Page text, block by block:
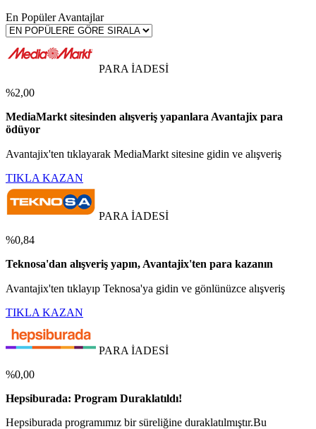
En Popüler Avantajlar
PARA İADESİ
%2,00
MediaMarkt sitesinden alışveriş yapanlara Avantajix para
ödüyor
Avantajix'ten tıklayarak MediaMarkt sitesine gidin ve alışveriş
TIKLA KAZAN
PARA İADESİ
%0,84
Teknosa'dan alışveriş yapın, Avantajix'ten para kazanın
Avantajix'ten tıklayıp Teknosa'ya gidin ve gönlünüzce alışveriş
TIKLA KAZAN
PARA İADESİ
%0,00
Hepsiburada: Program Duraklatıldı!
Hepsiburada programımız bir süreliğine duraklatılmıştır.Bu